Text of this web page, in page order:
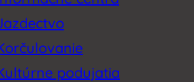
podujatia